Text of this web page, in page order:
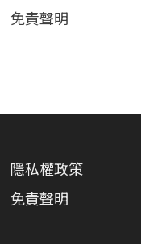
免責聲明
隱私權政策
免責聲明